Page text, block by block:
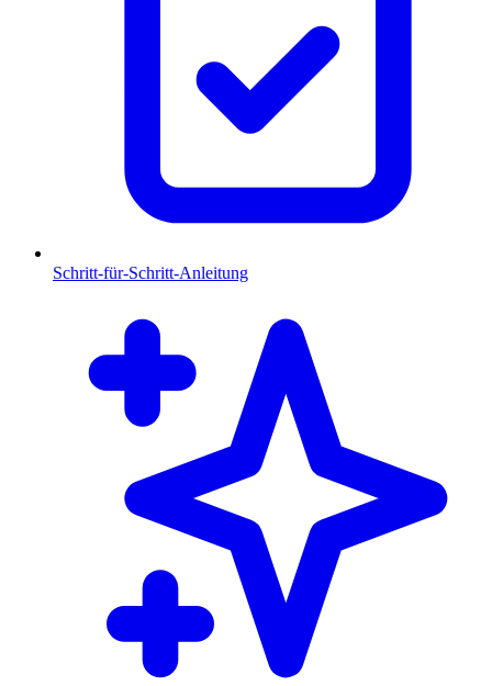
Schritt-für-Schritt-Anleitung